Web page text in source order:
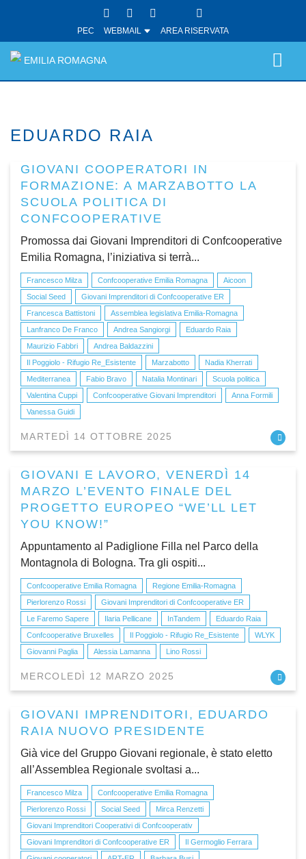
PEC WEBMAIL AREA RISERVATA
EMILIA ROMAGNA
EDUARDO RAIA
GIOVANI COOPERATORI IN
FORMAZIONE: A MARZABOTTO LA
SCUOLA POLITICA DI
CONFCOOPERATIVE
Promossa dai Giovani Imprenditori di Confcooperative
Emilia Romagna, l’iniziativa si terrà...
Francesco Milza Confcooperative Emilia Romagna
Aicoon
Social Seed
Giovani Imprenditori di Confcooperative ER
Francesca Battistoni
Assemblea legislativa Emilia-Romagna
Lanfranco De Franco
Andrea Sangiorgi
Eduardo Raia
Maurizio Fabbri
Andrea Baldazzini
Il Poggiolo - Rifugio Re_Esistente
Marzabotto
Nadia Kherrati
Mediterranea
Fabio Bravo Natalia Montinari
Scuola politica
Valentina Cuppi
Confcooperative Giovani Imprenditori
Anna Formili
Vanessa Guidi
MARTEDÌ 14 OTTOBRE 2025
GIOVANI E LAVORO, VENERDÌ 14
MARZO L’EVENTO FINALE DEL
PROGETTO EUROPEO “WE’LL LET
YOU KNOW!”
Appuntamento al Padiglione Filla nel Parco della
Montagnola di Bologna. Tra gli ospiti...
Confcooperative Emilia Romagna
Regione Emilia-Romagna
Pierlorenzo Rossi
Giovani Imprenditori di Confcooperative ER
Le Faremo Sapere
Ilaria Pellicane InTandem
Eduardo Raia
Confcooperative Bruxelles
Il Poggiolo - Rifugio Re_Esistente
WLYK
Giovanni Paglia
Alessia Lamanna Lino Rossi
MERCOLEDÌ 12 MARZO 2025
GIOVANI IMPRENDITORI, EDUARDO
RAIA NUOVO PRESIDENTE
Già vice del Gruppo Giovani regionale, è stato eletto
all’Assemblea Regionale svoltasi a...
Francesco Milza
Confcooperative Emilia Romagna
Pierlorenzo Rossi
Social Seed
Mirca Renzetti
Giovani Imprenditori Cooperativi di Confcooperativ
Giovani Imprenditori di Confcooperative ER
Il Germoglio Ferrara